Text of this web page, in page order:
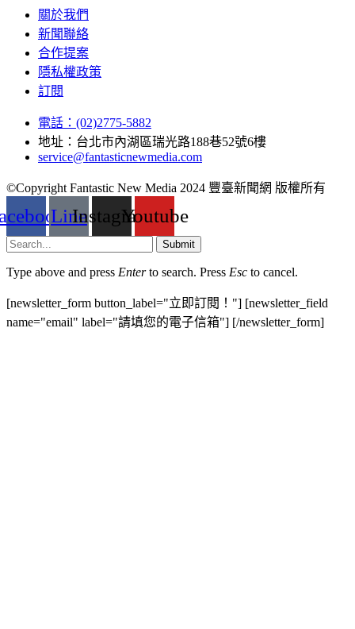
關於我們
新聞聯絡
合作提案
隱私權政策
訂閱
電話：(02)2775-5882
地址：台北市內湖區瑞光路188巷52號6樓
service@fantasticnewmedia.com
©Copyright Fantastic New Media 2024 豐臺新聞網 版權所有
LineInstagramYoutube
Submit
Type above and press Enterto search. Press Esc to cancel.
[newsletter_form button_label="立即訂閱！"] [newsletter_field
name="email" label="請填您的電子信箱"] [/newsletter_form]